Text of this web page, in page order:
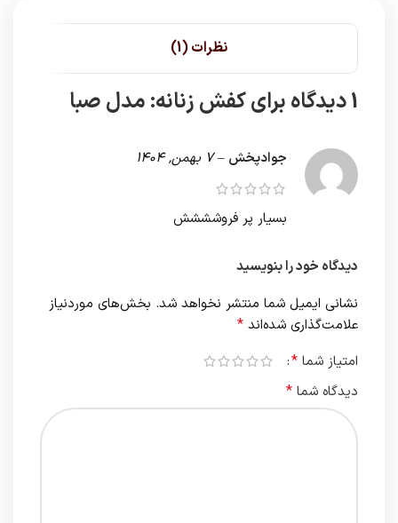
نظرات (1)
1 دیدگاه برای کفش زنانه: مدل صبا
جوادپخش – 7 بهمن, 1404
بسیار پر فروشششش
دیدگاه خود را بنویسید
نشانی ایمیل شما منتشر نخواهد شد. بخش‌های موردنیاز
علامت‌گذاری شده‌اند *
امتیاز شما *
دیدگاه شما *